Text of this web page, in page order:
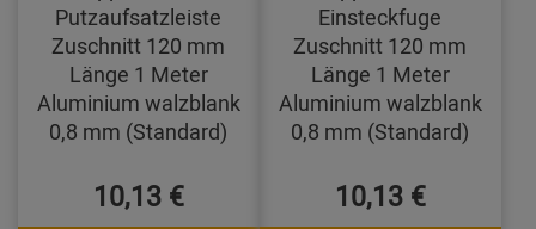
Putzaufsatzleiste
Zuschnitt 120 mm
Länge 1 Meter
Aluminium walzblank
0,8 mm (Standard)
10,13 €
Einsteckfuge
Zuschnitt 120 mm
Länge 1 Meter
Aluminium walzblank
0,8 mm (Standard)
10,13 €